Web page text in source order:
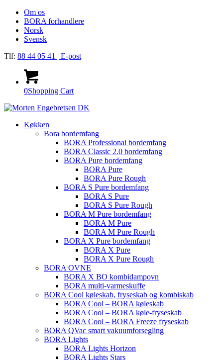
Om os
BORA forhandlere
Norsk
Svensk
Tlf: 88 44 05 41 | E-post
0Shopping Cart
Køkken
Bora bordemfang
BORA Professional bordemfang
BORA Classic 2.0 bordemfang
BORA Pure bordemfang
BORA Pure
BORA Pure Rough
BORA S Pure bordemfang
BORA S Pure
BORA S Pure Rough
BORA M Pure bordemfang
BORA M Pure
BORA M Pure Rough
BORA X Pure bordemfang
BORA X Pure
BORA X Pure Rough
BORA OVNE
BORA X BO kombidampovn
BORA multi-varmeskuffe
BORA Cool køleskab, fryseskab og kombiskab
BORA Cool – BORA køleskab
BORA Cool – BORA køle-fryseskab
BORA Cool – BORA Freeze fryseskab
BORA QVac smart vakuumforsegling
BORA Lights
BORA Lights Horizon
BORA Lights Stars